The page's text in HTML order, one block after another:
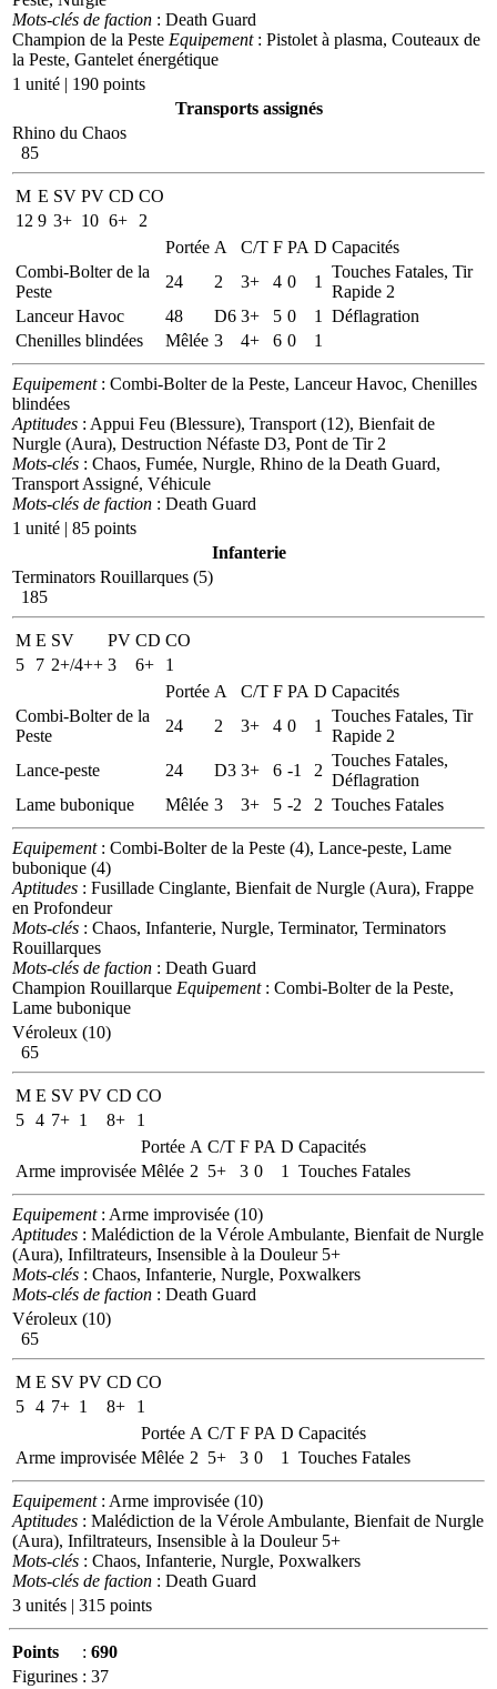
Mots-clés de faction : Death Guard
Champion de la Peste Equipement: Pistolet à plasma, Couteaux de
la Peste, Gantelet énergétique
1 unité | 190 points
Transports assignés
Rhino du Chaos
85
M E SV PV CD CO
12 9 3+ 10 6+
2
Portée A C/T F PA D Capacités
Combi-Bolter de la
Peste
24 2 3+ 4 0 1
Touches Fatales, Tir
Rapide 2
Lanceur Havoc
48 D6 3+ 5 0 1
Déflagration
Chenilles blindées
Mêlée 3 4+ 6 0 1
Equipement: Combi-Bolter de la Peste, Lanceur Havoc, Chenilles
blindées
Aptitudes : Appui Feu (Blessure), Transport (12), Bienfait de
Nurgle (Aura), Destruction Néfaste D3, Pont de Tir 2
Mots-clés : Chaos, Fumée, Nurgle, Rhino de la Death Guard,
Transport Assigné, Véhicule
Mots-clés de faction : Death Guard
1 unité | 85 points
Infanterie
Terminators Rouillarques (5)
185
M E SV PV CD CO
5
7 2+/4++ 3 6+
1
Portée A C/T F PA D Capacités
Combi-Bolter de la
Peste
24 2 3+ 4 0 1
Touches Fatales, Tir
Rapide 2
Lance-peste
24 D3 3+ 6 -1 2
Touches Fatales,
Déflagration
Lame bubonique
Mêlée 3 3+ 5 -2 2 Touches Fatales
Equipement: Combi-Bolter de la Peste (4), Lance-peste, Lame
bubonique (4)
Aptitudes : Fusillade Cinglante, Bienfait de Nurgle (Aura), Frappe
en Profondeur
Mots-clés : Chaos, Infanterie, Nurgle, Terminator, Terminators
Rouillarques
Mots-clés de faction : Death Guard
Champion Rouillarque Equipement: Combi-Bolter de la Peste,
Lame bubonique
Véroleux (10)
65
M E SV PV CD CO
5 4 7+ 1 8+
1
Portée A C/T F PA D Capacités
Arme improvisée Mêlée 2 5+ 3 0 1 Touches Fatales
Equipement: Arme improvisée (10)
Aptitudes : Malédiction de la Vérole Ambulante, Bienfait de Nurgle
(Aura), Infiltrateurs, Insensible à la Douleur 5+
Mots-clés : Chaos, Infanterie, Nurgle, Poxwalkers
Mots-clés de faction : Death Guard
Véroleux (10)
65
M E SV PV CD CO
5 4 7+ 1 8+
1
Portée A C/T F PA D Capacités
Arme improvisée Mêlée 2 5+ 3 0 1 Touches Fatales
Equipement: Arme improvisée (10)
Aptitudes : Malédiction de la Vérole Ambulante, Bienfait de Nurgle
(Aura), Infiltrateurs, Insensible à la Douleur 5+
Mots-clés : Chaos, Infanterie, Nurgle, Poxwalkers
Mots-clés de faction : Death Guard
3 unités | 315 points
Points : 690
Figurines : 37